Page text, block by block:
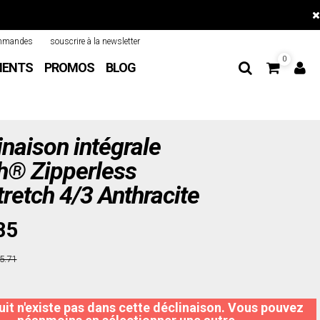
PROMOS BLOG
0
souscrire à la newsletter
intégrale
Zipperless
4/3 Anthracite
n'existe pas dans cette déclinaison. Vous pouvez